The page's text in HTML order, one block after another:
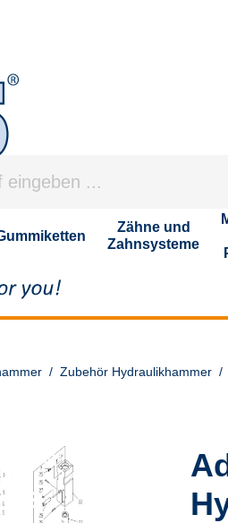
Zähne und
Zahnsysteme
/ Zubehör Hydraulikhammer /